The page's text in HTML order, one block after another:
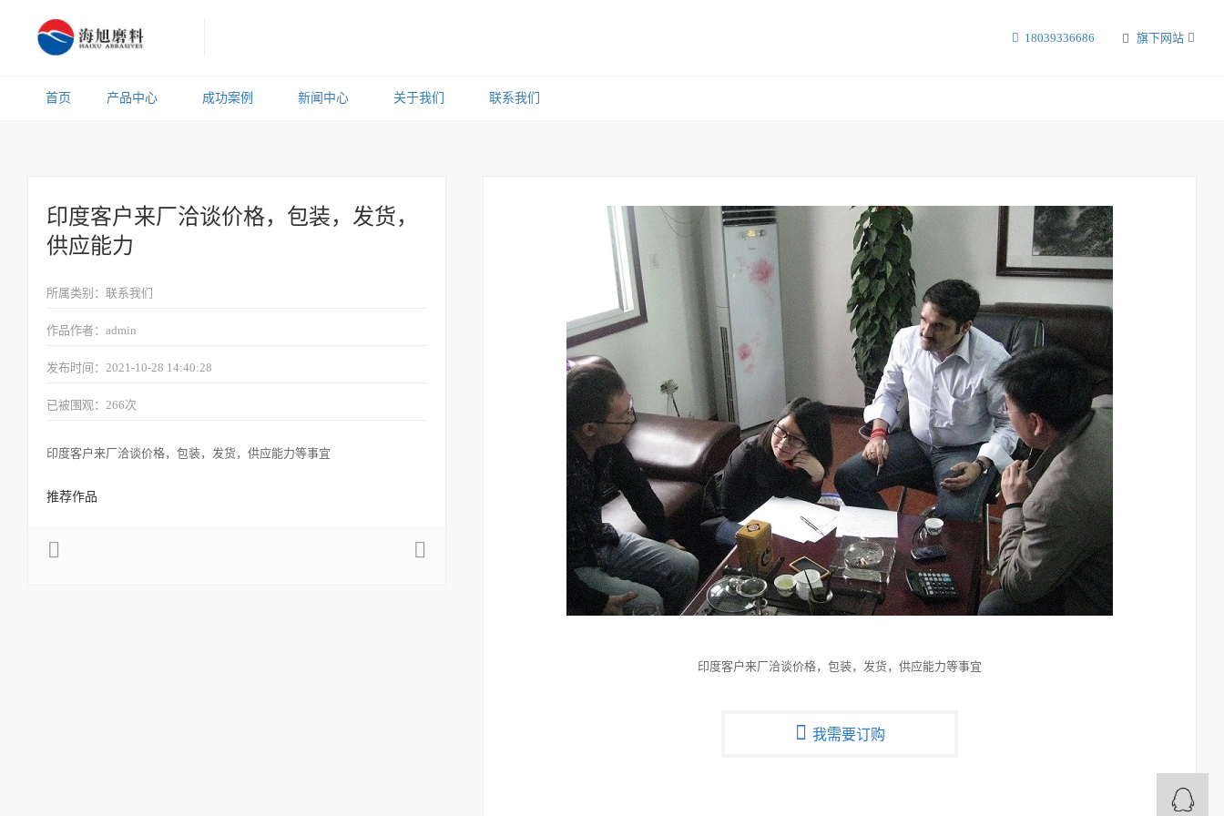
旗下网站
18039336686
首页 产品中心 成功案例 新闻中心 关于我们 联系我们
印度客户来厂洽谈价格，包装，发货，
供应能力
所属类别：联系我们
作品作者：admin
发布时间：2021-10-28 14:40:28
已被围观： 266次
印度客户来厂洽谈价格，包装，发货，供应能力等事宜
推荐作品
印度客户来厂洽谈价格，包装，发货，供应能力等事宜
我需要订购